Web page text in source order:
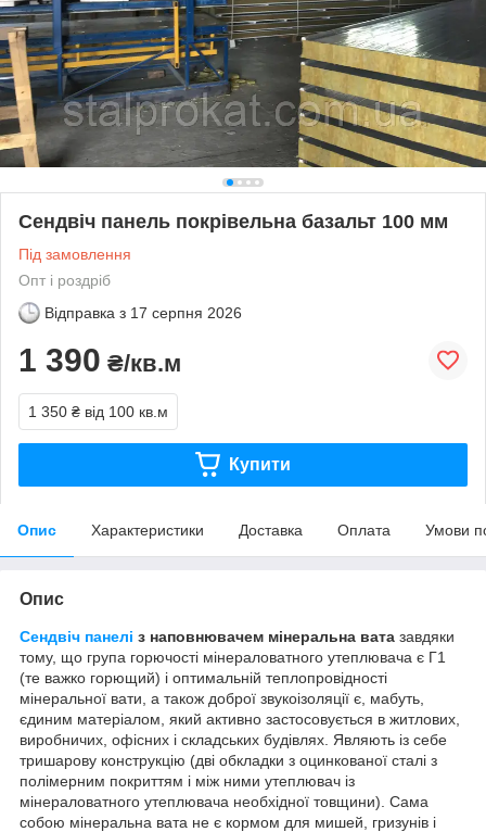
Сендвіч панель покрівельна базальт 100 мм
Під замовлення
Опт і роздріб
Відправка з 17 серпня 2026
1 390 ₴/кв.м
1 350 ₴ від 100 кв.м
Купити
Опис Характеристики Доставка Оплата Умови
Опис
Сендвіч панелі з наповнювачем мінеральна вата завдяки
тому, що група горючості мінераловатного утеплювача є Г1
(те важко горющий) і оптимальній теплопровідності
мінеральної вати, а також доброї звукоізоляції є, мабуть,
єдиним матеріалом, який активно застосовується в житлових,
виробничих, офісних і складських будівлях. Являють із себе
тришарову конструкцію (дві обкладки з оцинкованої сталі з
полімерним покриттям і між ними утеплювач із
мінераловатного утеплювача необхідної товщини). Сама
собою мінеральна вата не є кормом для мишей, гризунів і